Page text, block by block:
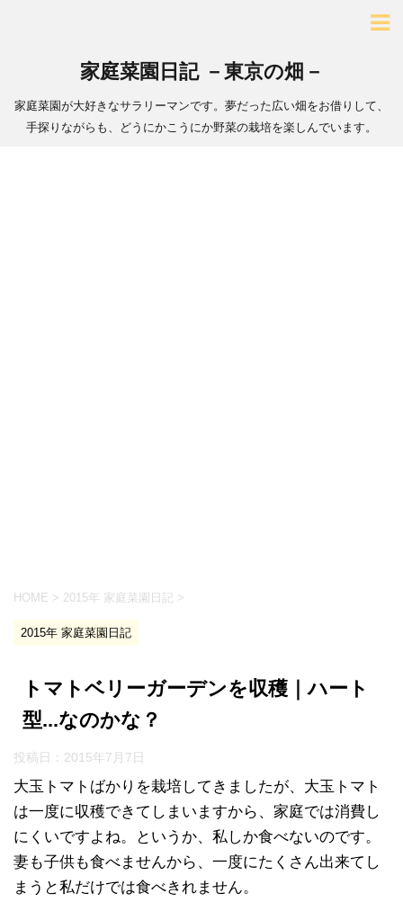
家庭菜園日記 －東京の畑－
家庭菜園が大好きなサラリーマンです。夢だった広い畑をお借りして、
手探りながらも、どうにかこうにか野菜の栽培を楽しんでいます。
HOME > 2015年 家庭菜園日記 >
2015年 家庭菜園日記
トマトベリーガーデンを収穫｜ハート
型...なのかな？
投稿日： 2015年7月7日
大玉トマトばかりを栽培してきましたが、大玉トマト
は一度に収穫できてしまいますから、家庭では消費し
にくいですよね。というか、私しか食べないのです。
妻も子供も食べませんから、一度にたくさん出来てし
まうと私だけでは食べきれません。